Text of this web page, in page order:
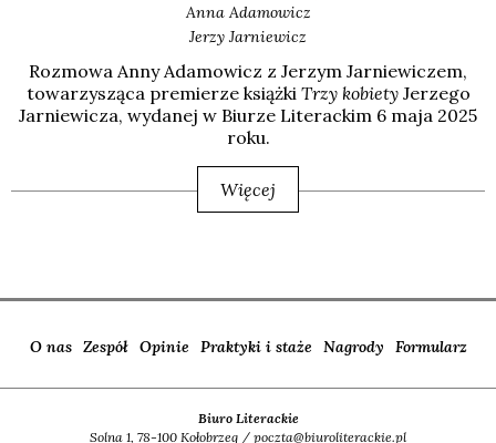
Anna Adamowicz
Jerzy Jarniewicz
Roz­mo­wa Anny Ada­mo­wicz z Jerzym Jar­nie­wi­czem,
towa­rzy­szą­ca pre­mie­rze książ­ki Trzy kobie­tyJerze­go
Jar­nie­wi­cza, wyda­nej w Biu­rze Lite­rac­kim 6 maja 2025
roku.
Więcej
O nas Zespół Opinie Praktyki i staże Nagrody Formularz
Biuro Literackie
Solna 1, 78-100 Kołobrzeg / poczta@biuroliterackie.pl